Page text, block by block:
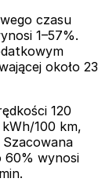
czasu
1–57%.
około 23
120
100 km,
Szacowana
60% wynosi